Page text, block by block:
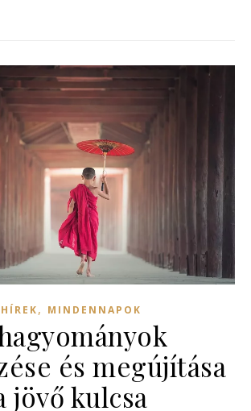
HÍREK, MINDENNAPOK
és megújítása
jövő kulcsa